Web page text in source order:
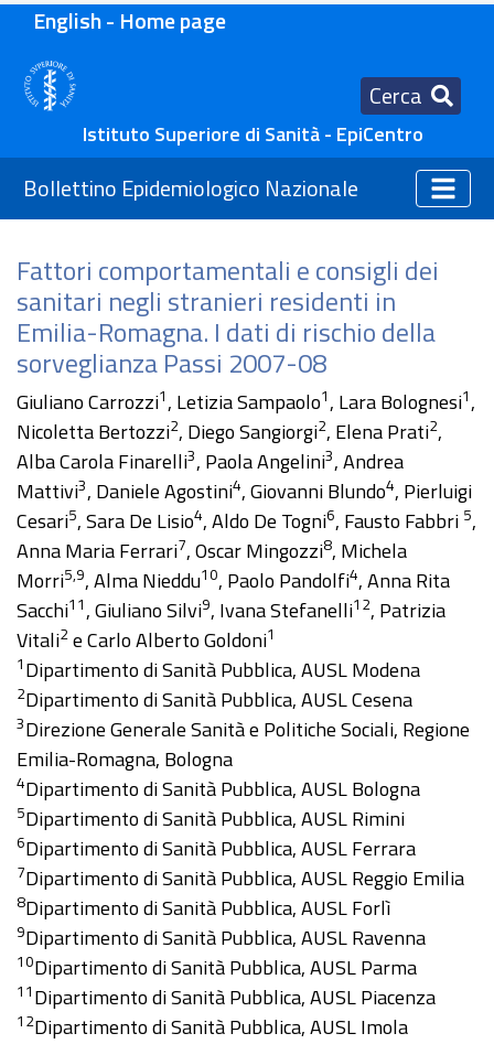
English - Home page
Cerca
Istituto Superiore di Sanità - EpiCentro
Bollettino Epidemiologico Nazionale
Fattori comportamentali e consigli dei
sanitari negli stranieri residenti in
Emilia-Romagna. I dati di rischio della
sorveglianza Passi 2007-08
Giuliano Carrozzi1 , Letizia Sampaolo1 , Lara Bolognesi1 ,
Nicoletta Bertozzi2, Diego Sangiorgi2, Elena Prati2,
Alba Carola Finarelli3, Paola Angelini3, Andrea
Mattivi3, Daniele Agostini4, Giovanni Blundo4, Pierluigi
Cesari5, Sara De Lisio4, Aldo De Togni6, Fausto Fabbri 5,
Anna Maria Ferrari7, Oscar Mingozzi8, Michela
Morri5,9, Alma Nieddu10, Paolo Pandolfi4, Anna Rita
Sacchi11 , Giuliano Silvi9, Ivana Stefanelli12, Patrizia
Vitali2 e Carlo Alberto Goldoni1
1 Dipartimento di Sanità Pubblica, AUSL Modena
2Dipartimento di Sanità Pubblica, AUSL Cesena
3Direzione Generale Sanità e Politiche Sociali, Regione
Emilia-Romagna, Bologna
4Dipartimento di Sanità Pubblica, AUSL Bologna
5Dipartimento di Sanità Pubblica, AUSL Rimini
6Dipartimento di Sanità Pubblica, AUSL Ferrara
7Dipartimento di Sanità Pubblica, AUSL Reggio Emilia
8Dipartimento di Sanità Pubblica, AUSL Forlì
9Dipartimento di Sanità Pubblica, AUSL Ravenna
10Dipartimento di Sanità Pubblica, AUSL Parma
11 Dipartimento di Sanità Pubblica, AUSL Piacenza
12Dipartimento di Sanità Pubblica, AUSL Imola